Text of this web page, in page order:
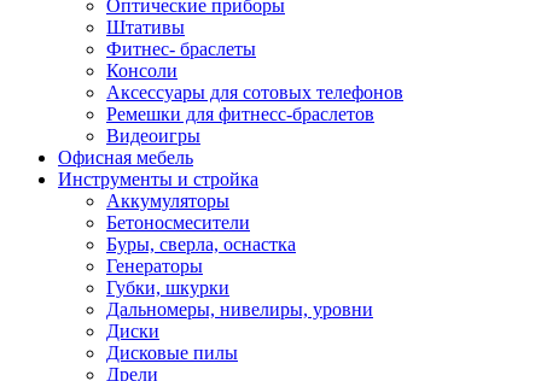
Оптические приборы
Штативы
Фитнес- браслеты
Консоли
Аксессуары для сотовых телефонов
Ремешки для фитнесс-браслетов
Видеоигры
Офисная мебель
Инструменты и стройка
Аккумуляторы
Бетоносмесители
Буры, сверла, оснастка
Генераторы
Губки, шкурки
Дальномеры, нивелиры, уровни
Диски
Дисковые пилы
Дрели